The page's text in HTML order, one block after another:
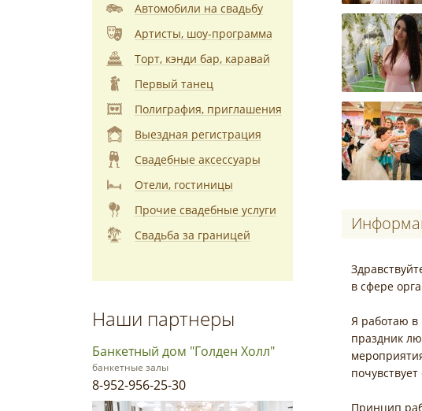
в сфере
Я работаю в
праздник
Принцип
Автомобили на свадьбу
Артисты, шоу-программа
Торт, кэнди бар, каравай
Первый танец
Полиграфия, приглашения
Выездная регистрация
Свадебные аксессуары
Отели, гостиницы
Прочие свадебные услуги
Свадьба за границей
Наши партнеры
Банкетный дом "Голден Холл"
банкетные залы
8-952-956-25-30